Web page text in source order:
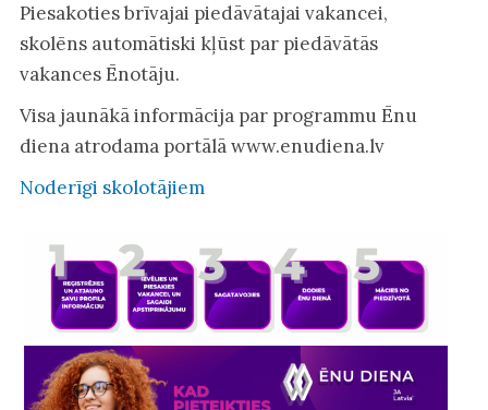
Piesakoties brīvajai piedāvātajai vakancei,
skolēns automātiski kļūst par piedāvātās
vakances Ēnotāju.
Visa jaunākā informācija par programmu Ēnu
diena atrodama portālā www.enudiena.lv
Noderīgi skolotājiem